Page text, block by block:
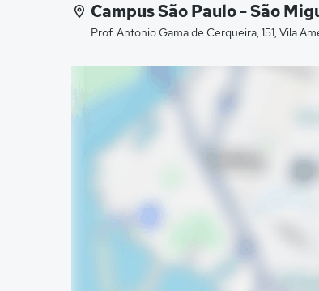
Campus São Paulo - São
Prof. Antonio Gama de Cerqueira, 151, Vila